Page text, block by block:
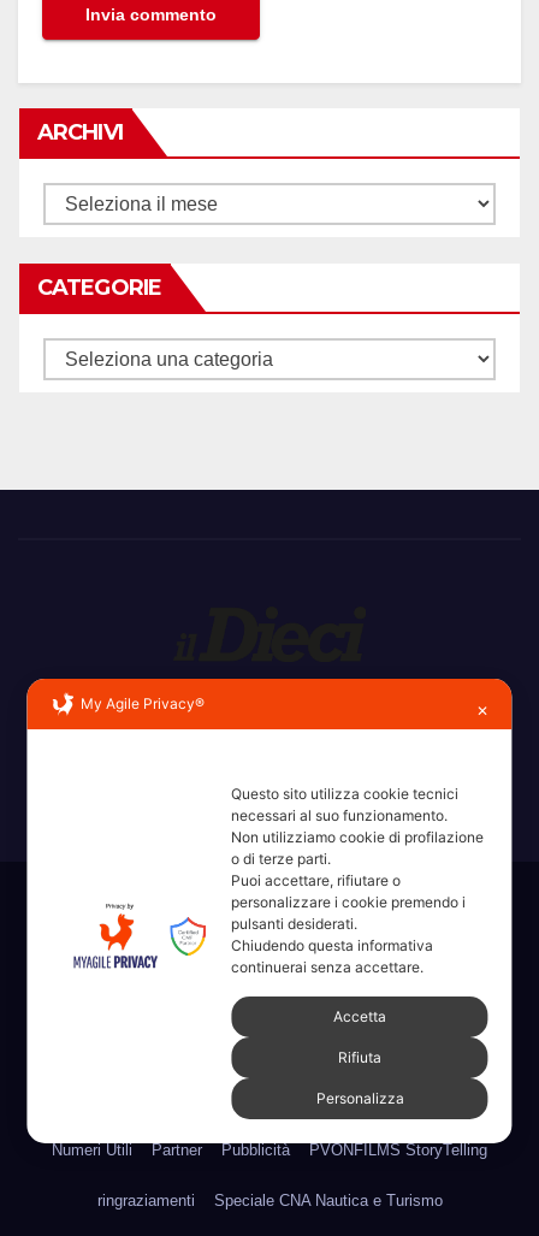
ARCHIVI
Archivi
CATEGORIE
Categorie
Erba, Brianza, Lario: raccontate con la serietà di chi non
ricorda la domanda.
Sviluppato con orgoglio da WordPress | Tema: News Way di
Themeansar
Amministrative 2022 sdc Articoli Categorie Chi Siamo
Erba 2022 Fare, Vedere, Sentire
Homepage il dieci – Erba
Numeri Utili Partner Pubblicità PVONFILMS StoryTelling
ringraziamenti Speciale CNA Nautica e Turismo
My Agile Privacy® ✕
Questo sito utilizza cookie tecnici
necessari al suo funzionamento.
Non utilizziamo cookie di profilazione
o di terze parti.
Puoi accettare, rifiutare o
personalizzare i cookie premendo i
pulsanti desiderati.
Chiudendo questa informativa
continuerai senza accettare.
Accetta
Rifiuta
Personalizza